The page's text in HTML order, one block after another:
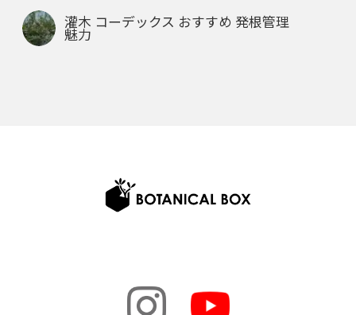
灌木 コーデックス おすすめ 発根管理
魅力